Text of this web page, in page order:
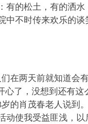
有的松土，有的洒
不时传来欢乐的谈
在两天前就知道会
心了，没想到还有
的肖茂春老人说到
动使我受益匪浅，